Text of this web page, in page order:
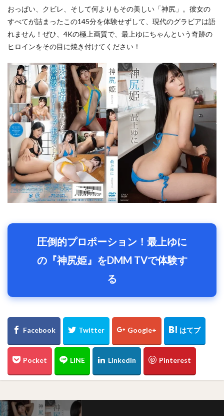
おっぱい、クビレ、そして何よりもその美しい「神尻」。彼女の
すべてが詰まったこの145分を体験せずして、現代のグラビアは語
れません！ぜひ、4Kの極上画質で、最上ゆにちゃんという奇跡の
ヒロインをその目に焼き付けてください！
圧倒的プロポーション！最上ゆに
の『神尻姫』をDMM TVで体験す
る